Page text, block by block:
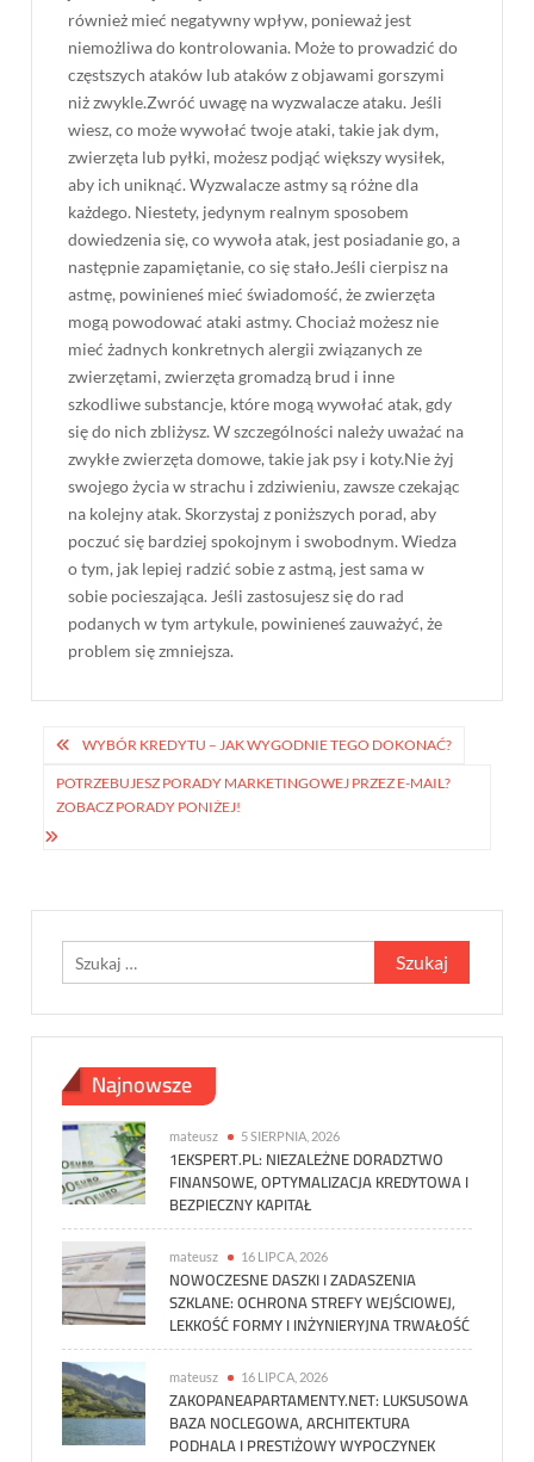
również mieć negatywny wpływ, ponieważ jest
niemożliwa do kontrolowania. Może to prowadzić do
częstszych ataków lub ataków z objawami gorszymi
niż zwykle.Zwróć uwagę na wyzwalacze ataku. Jeśli
wiesz, co może wywołać twoje ataki, takie jak dym,
zwierzęta lub pyłki, możesz podjąć większy wysiłek,
aby ich uniknąć. Wyzwalacze astmy są różne dla
każdego. Niestety, jedynym realnym sposobem
dowiedzenia się, co wywoła atak, jest posiadanie go, a
następnie zapamiętanie, co się stało.Jeśli cierpisz na
astmę, powinieneś mieć świadomość, że zwierzęta
mogą powodować ataki astmy. Chociaż możesz nie
mieć żadnych konkretnych alergii związanych ze
zwierzętami, zwierzęta gromadzą brud i inne
szkodliwe substancje, które mogą wywołać atak, gdy
się do nich zbliżysz. W szczególności należy uważać na
zwykłe zwierzęta domowe, takie jak psy i koty.Nie żyj
swojego życia w strachu i zdziwieniu, zawsze czekając
na kolejny atak. Skorzystaj z poniższych porad, aby
poczuć się bardziej spokojnym i swobodnym. Wiedza
o tym, jak lepiej radzić sobie z astmą, jest sama w
sobie pocieszająca. Jeśli zastosujesz się do rad
podanych w tym artykule, powinieneś zauważyć, że
problem się zmniejsza.
Nawigacja
wpisu
WYBÓR KREDYTU – JAK WYGODNIE TEGO DOKONAĆ?
POTRZEBUJESZ PORADY MARKETINGOWEJ PRZEZ E-MAIL?
ZOBACZ PORADY PONIŻEJ!
Szukaj:
Najnowsze
mateusz 5 SIERPNIA, 2026
1EKSPERT.PL: NIEZALEŻNE DORADZTWO
FINANSOWE, OPTYMALIZACJA KREDYTOWA I
BEZPIECZNY KAPITAŁ
mateusz 16 LIPCA, 2026
NOWOCZESNE DASZKI I ZADASZENIA
SZKLANE: OCHRONA STREFY WEJŚCIOWEJ,
LEKKOŚĆ FORMY I INŻYNIERYJNA TRWAŁOŚĆ
mateusz 16 LIPCA, 2026
ZAKOPANEAPARTAMENTY.NET: LUKSUSOWA
BAZA NOCLEGOWA, ARCHITEKTURA
PODHALA I PRESTIŻOWY WYPOCZYNEK